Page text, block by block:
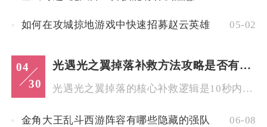
如何在攻城掠地游戏中快速招募赵云英雄 05-02
04
30
光遇光之翼掉落补救方法攻略是否有必要购买道具
光遇光之翼掉落的核心补救逻辑是10秒内速捡+超时回已收集点位...
金角大王乱斗西游阵容有哪些隐藏的强队 06-08